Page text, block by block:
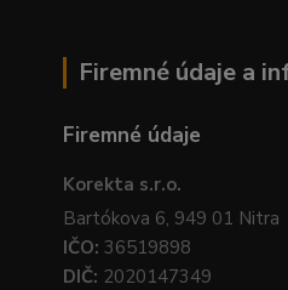
Firemné údaje a
Firemné údaje
Korekta s.r.o.
Bartókova 6, 949 01 Nitra
IČO: 36519898
DIČ: 2020147349